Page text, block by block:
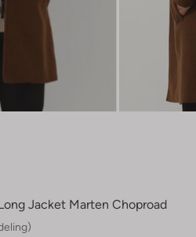
Jacket Marten Choproad